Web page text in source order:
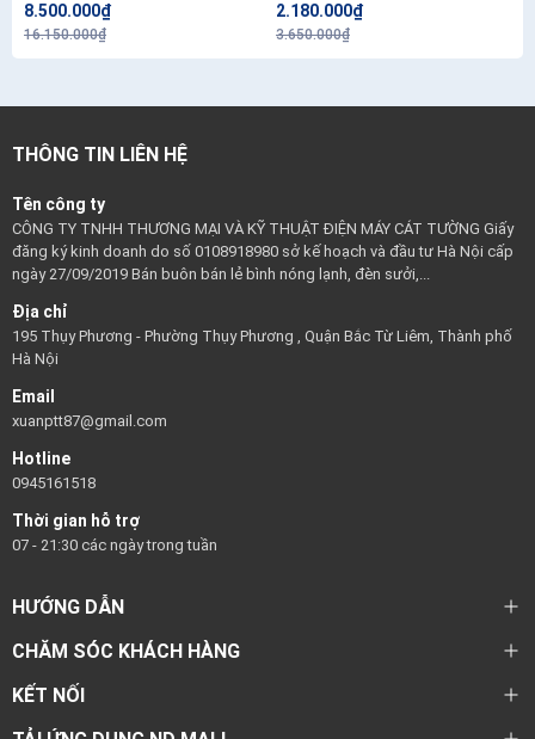
8.500.000₫
16.150.000₫
2.180.000₫
3.650.000₫
THÔNG TIN LIÊN HỆ
Tên công ty
CÔNG TY TNHH THƯƠNG MẠI VÀ KỸ THUẬT ĐIỆN MÁY CÁT TƯỜNG Giấy
đăng ký kinh doanh do số 0108918980 sở kế hoạch và đầu tư Hà Nội cấp
ngày 27/09/2019 Bán buôn bán lẻ bình nóng lạnh, đèn sưởi,...
Địa chỉ
195 Thụy Phương - Phường Thụy Phương , Quận Bắc Từ Liêm, Thành phố
Hà Nội
Email
xuanptt87@gmail.com
Hotline
0945161518
Thời gian hỗ trợ
07 - 21:30 các ngày trong tuần
HƯỚNG DẪN
CHĂM SÓC KHÁCH HÀNG
KẾT NỐI